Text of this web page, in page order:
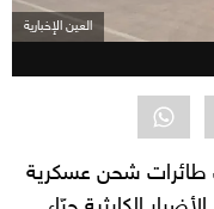
العين الإخبارية
طائرات شحن عسكرية